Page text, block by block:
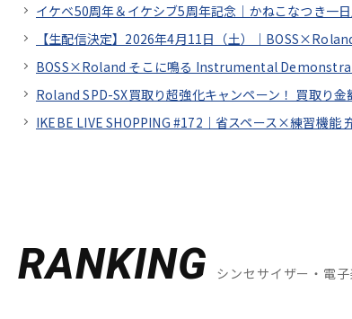
イケベ50周年＆イケシブ5周年記念｜かねこなつき一
【生配信決定】2026年4月11日（土）｜
BOSS×Roland そこに鳴る Instrumental
Roland SPD-SX買取り超強化キャンペーン！ 買取り
IKEBE LIVE SHOPPING #172｜省スペース×練習機
RANKING シンセサイザー・電